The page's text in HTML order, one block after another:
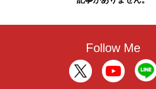
Follow Me